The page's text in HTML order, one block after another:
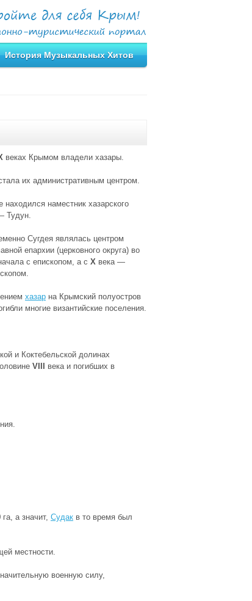
История Музыкальных Хитов
веках Крымом владели хазaры.
их административным центром.
находился наместник хазарского
Тудун.
Сугдея являлась центром
епархии (церковного округа) во
с епископом, а с Х века —
хазар на Крымский полуостров
многие византийские поселения.
и Коктебельской долинах
VIII
века и погибших в
.
га, а значит, Судак в то время был
местности.
военную силу,